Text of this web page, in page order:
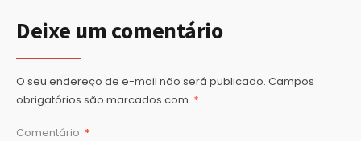
Deixe um comentário
O seu endereço de e-mail não será publicado. Campos
obrigatórios são marcados com *
Comentário *